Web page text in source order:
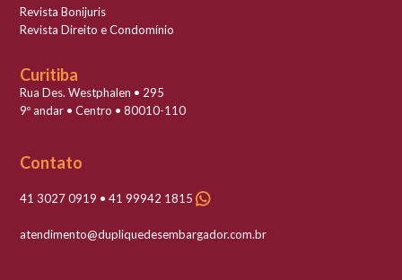
Revista Bonijuris
Revista Direito e Condomínio
Curitiba
Rua Des. Westphalen • 295
9º andar • Centro • 80010-110
Contato
41 3027 0919 • 41 99942 1815
atendimento@dupliquedesembargador.com.br